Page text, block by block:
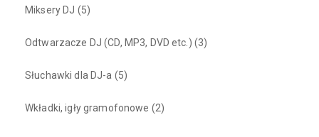
Miksery DJ (5)
Odtwarzacze DJ (CD, MP3, DVD etc.) (3)
Słuchawki dla DJ-a (5)
Wkładki, igły gramofonowe (2)